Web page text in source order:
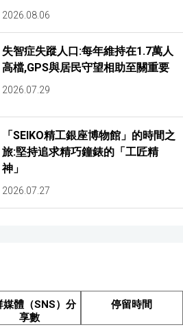
2026.08.06
失智症失蹤人口:每年維持在1.7萬人
高檔,GPS與居民守望相助至關重要
2026.07.29
「SEIKO精工銀座博物館」的時間之
旅:堅持追求精巧鐘錶的「工匠精
神」
2026.07.27
媒體（SNS）分
享數
停留時間